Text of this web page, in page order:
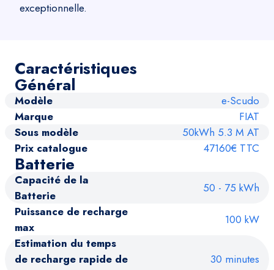
exceptionnelle.
Caractéristiques
Général
Modèle
e-Scudo
Marque
FIAT
Sous modèle
50kWh 5.3 M AT
Prix catalogue
47160€ TTC
Batterie
Capacité de la
Batterie
50 - 75 kWh
Puissance de recharge
max
100 kW
Estimation du temps
de recharge rapide de
30 minutes